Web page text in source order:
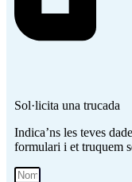
Sol·licita una trucada
Indica’ns les teves
formulari i et truquem